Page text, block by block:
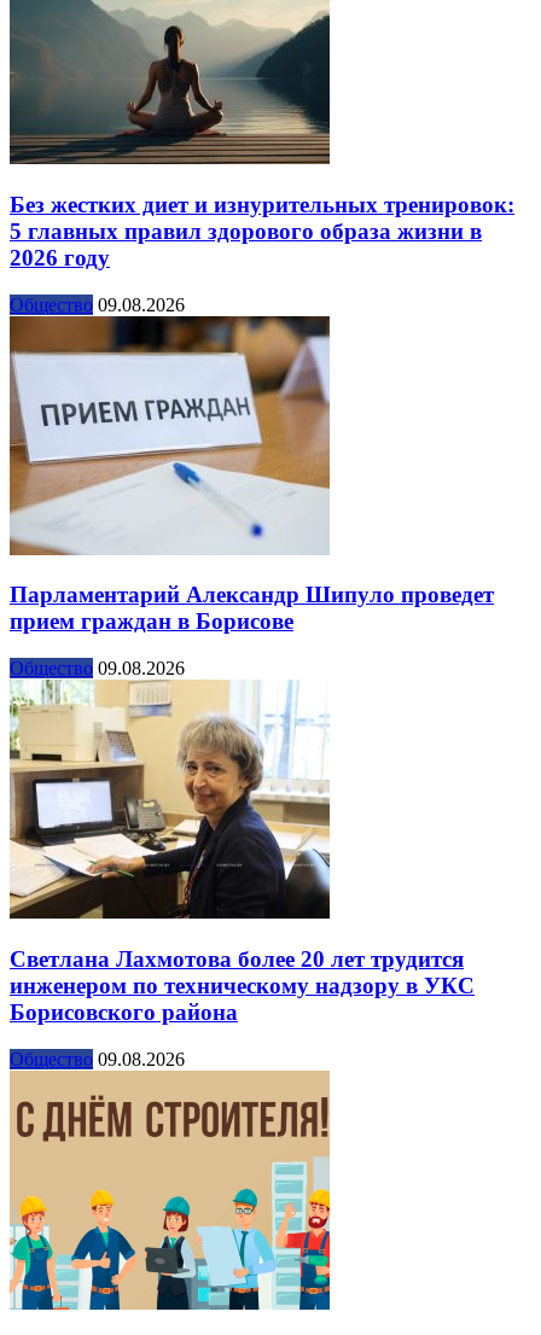
Без жестких диет и изнурительных тренировок:
5 главных правил здорового образа жизни в
2026 году
Общество 09.08.2026
Парламентарий Александр Шипуло проведет
прием граждан в Борисове
Общество 09.08.2026
Светлана Лахмотова более 20 лет трудится
инженером по техническому надзору в УКС
Борисовского района
Общество 09.08.2026